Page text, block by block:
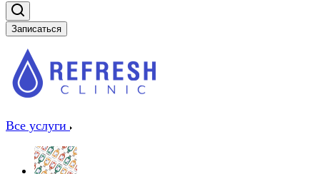
Записаться
Все услуги